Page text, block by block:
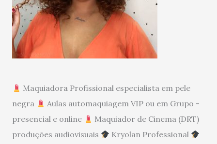
Maquiadora Profissional especialista em pele
negra
Aulas automaquiagem VIP ou em Grupo -
presencial e online
Maquiador de Cinema (DRT)
produções audiovisuais
Kryolan Professional